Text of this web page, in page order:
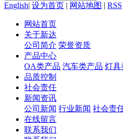
English| 设为首页 | 网站地图 | RSS
网站首页
关于新达
公司简介 荣誉资质
产品中心
OA类产品 汽车类产品 灯具
品质控制
社会责任
新闻资讯
公司新闻 行业新闻 社会责
在线留言
联系我们